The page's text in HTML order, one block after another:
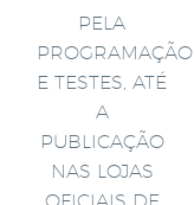
PELA
PROGRAMAÇÃO
E TESTES, ATÉ
A
PUBLICAÇÃO
NAS LOJAS